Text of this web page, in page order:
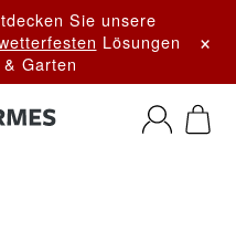
Sie unsere
Lösungen
Garten
×